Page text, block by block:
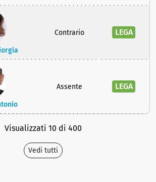
Contrario LEGA
Assente LEGA
Visualizzati 10 di 400
Vedi tutti